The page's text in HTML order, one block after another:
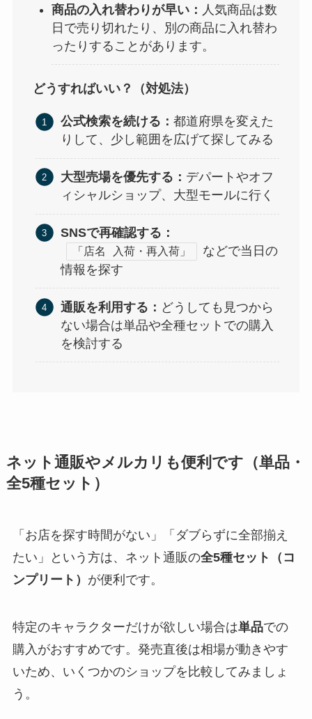
商品の入れ替わりが早い： 人気商品は数
日で売り切れたり、別の商品に入れ替わ
ったりすることがあります。
どうすればいい？（対処法）
公式検索を続ける：都道府県を変えた
りして、少し範囲を広げて探してみる
大型売場を優先する： デパートやオフ
ィシャルショップ、大型モールに行く
SNSで再確認する：
「店名 入荷・再入荷」
などで当日の
情報を探す
通販を利用する： どうしても見つから
ない場合は単品や全種セットでの購入
を検討する
ネット通販やメルカリも便利です（単品・
全5種セット）
「お店を探す時間がない」「ダブらずに全部揃え
たい」という方は、ネット通販の全5種セット（コ
ンプリート） が便利です。
特定のキャラクターだけが欲しい場合は単品での
購入がおすすめです。発売直後は相場が動きやす
いため、いくつかのショップを比較してみましょ
う。